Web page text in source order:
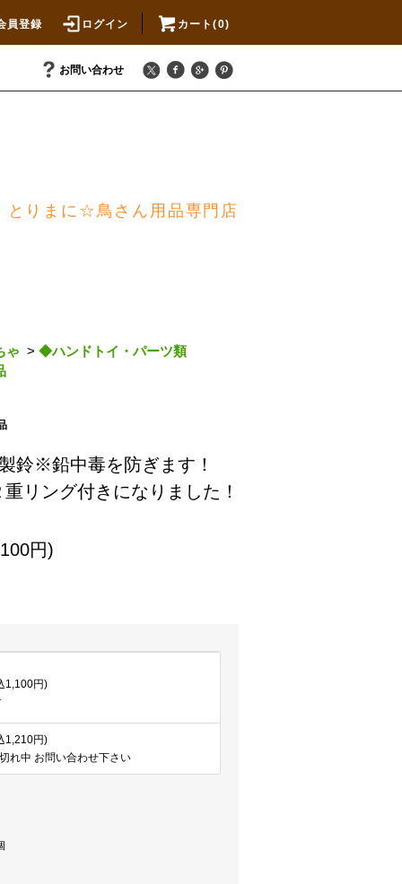
員登録 ログイン カート(0)
お問い合わせ
とりまに☆鳥さん用品専門店
ゃ > ◆ハンドトイ・パーツ類
鈴※鉛中毒を防ぎます！
リング付きになりました！
円)
1,100円)
1,210円)
れ中 お問い合わせ下さい